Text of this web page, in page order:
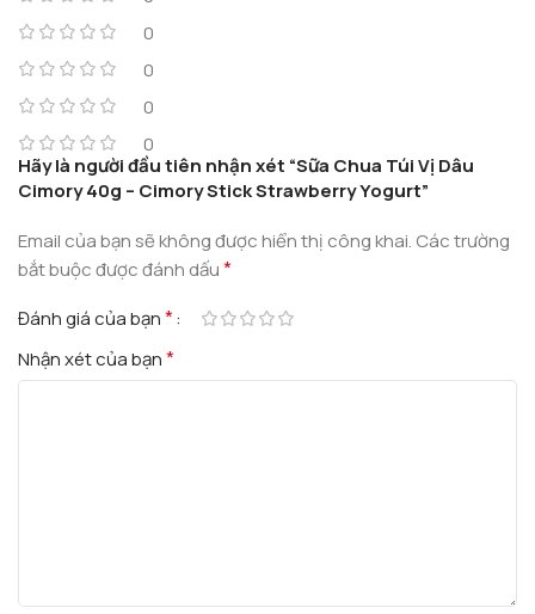
0
0
0
0
Hãy là người đầu tiên nhận xét “Sữa Chua Túi Vị Dâu
Cimory 40g – Cimory Stick Strawberry Yogurt”
Email của bạn sẽ không được hiển thị công khai. Các trường
bắt buộc được đánh dấu*
Đánh giá của bạn*
Nhận xét của bạn*